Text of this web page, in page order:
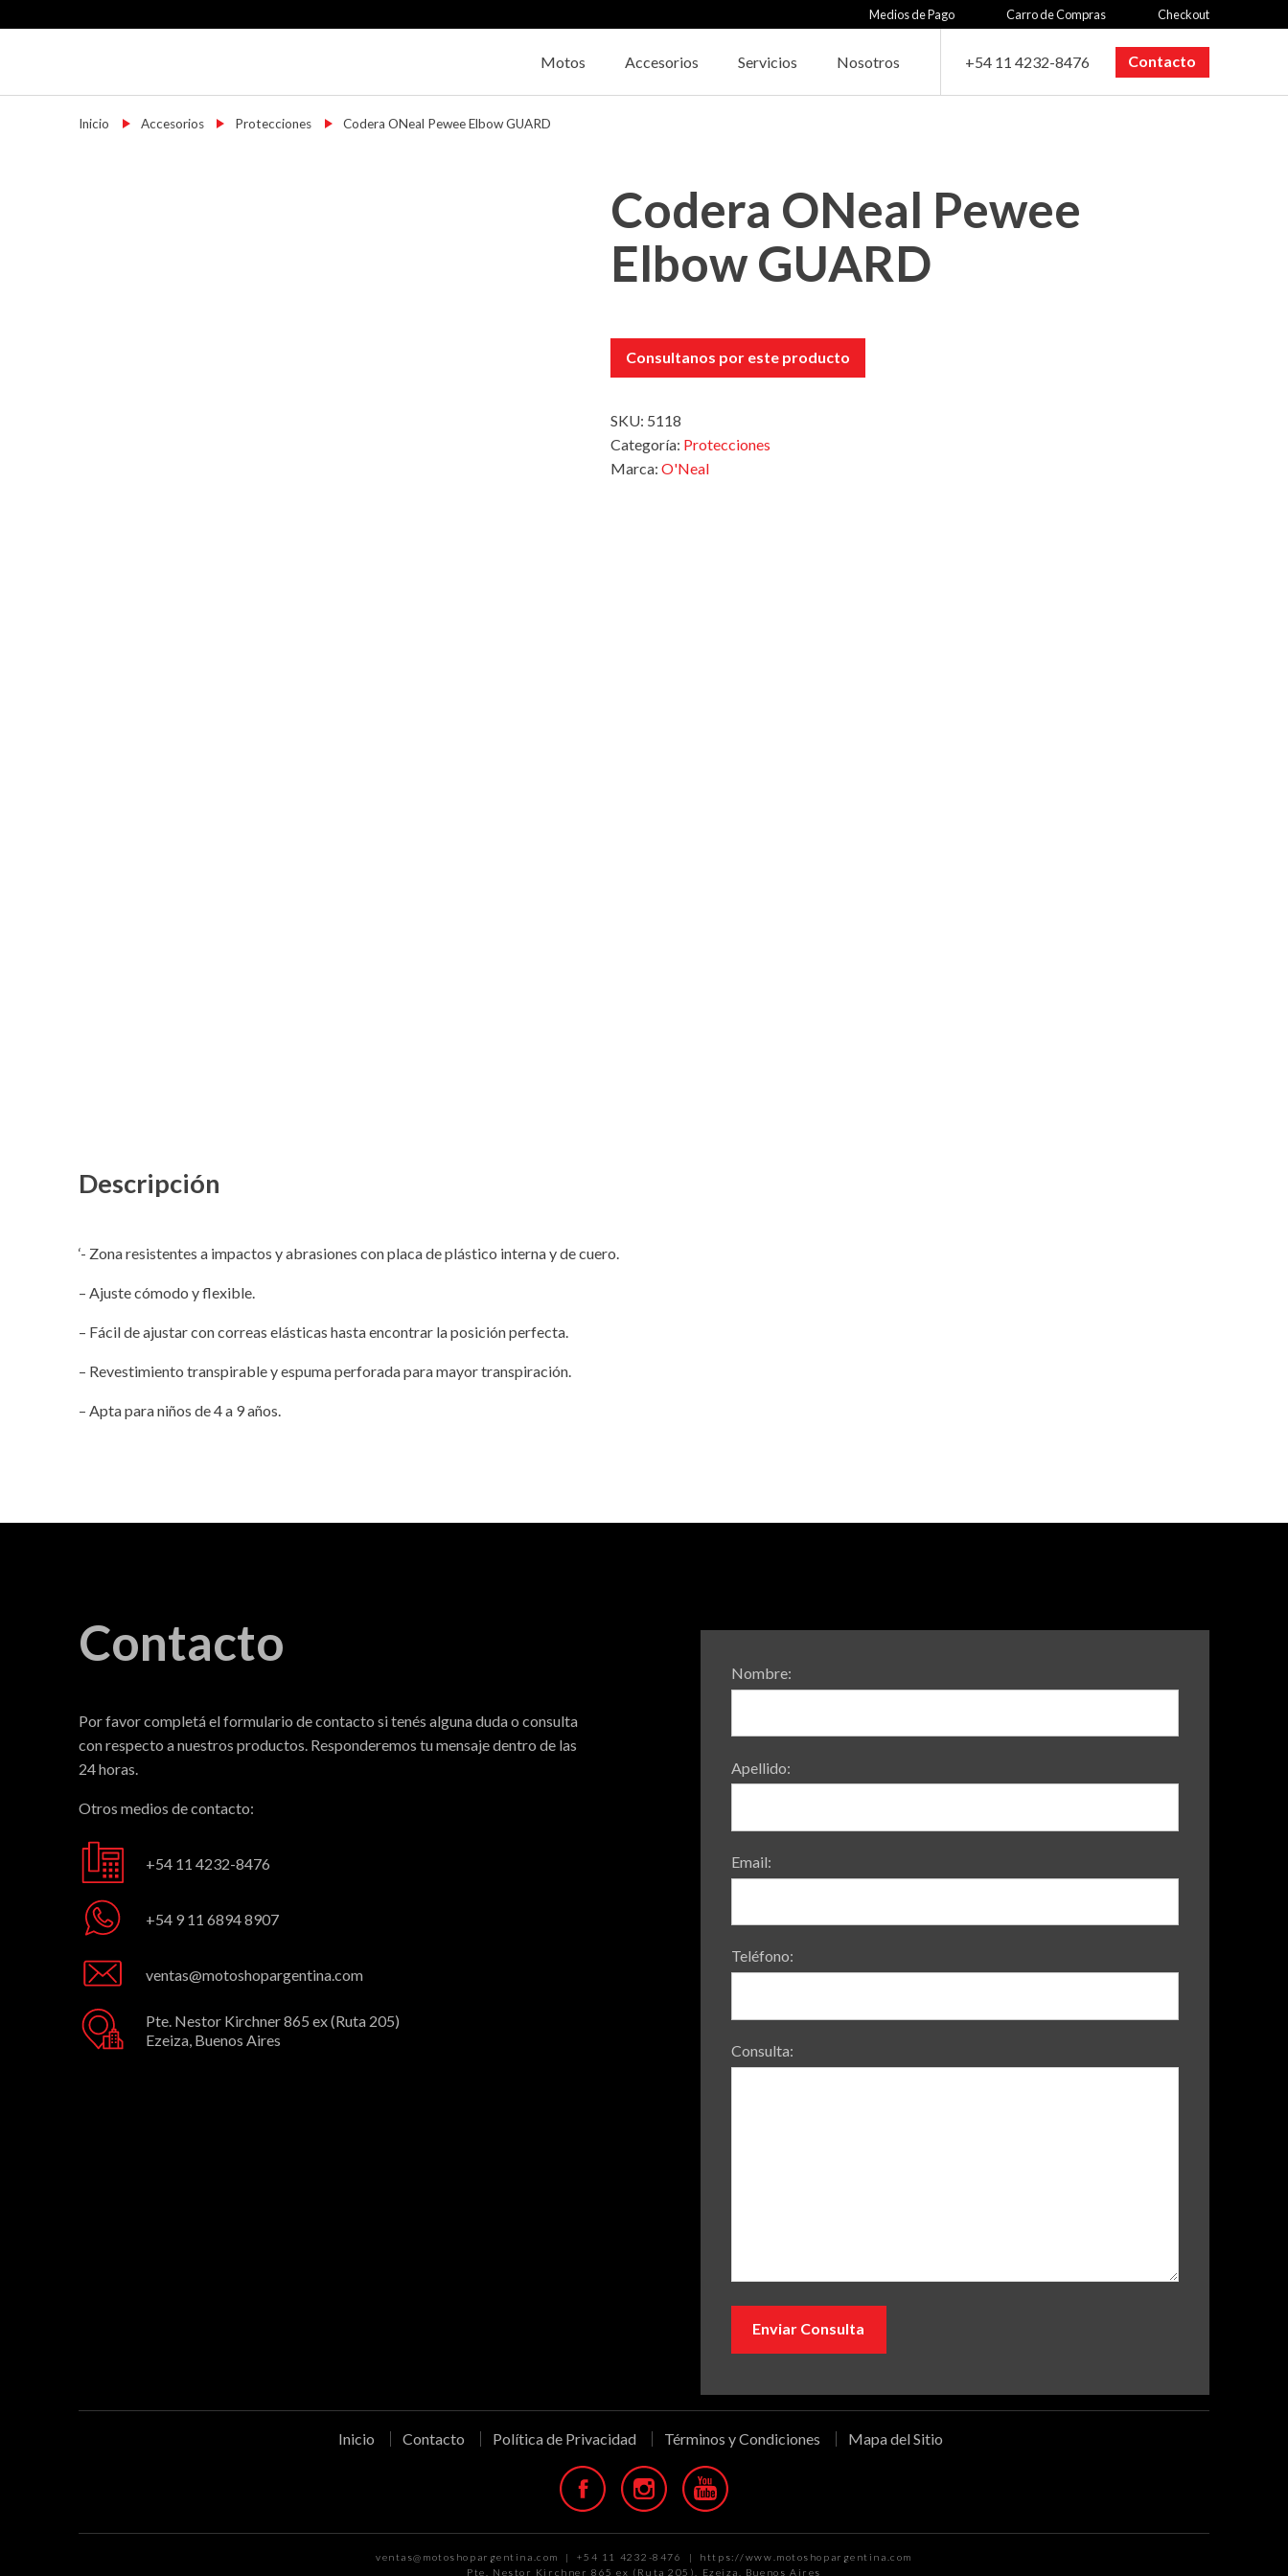
to
Medios de Pago Carro de Compras Checkout
Motoshop Ezeiza
Motos y Accesorios
+54 11 4232-8476 Contacto
Motos Accesorios Servicios Nosotros
Inicio → Accesorios→ Protecciones → Codera ONeal Pewee Elbow GUARD
Codera ONeal Pewee
Elbow GUARD
Consultanos por este producto
SKU: 5118
Categoría: Protecciones
Marca:O'Neal
Descripción
‘- Zona resistentes a impactos y abrasiones con placa de plástico interna y de cuero.
– Ajuste cómodo y flexible.
– Fácil de ajustar con correas elásticas hasta encontrar la posición perfecta.
– Revestimiento transpirable y espuma perforada para mayor transpiración.
– Apta para niños de 4 a 9 años.
Contacto
Por favor completá el formulario de contacto si tenés alguna duda o consulta
con respecto a nuestros productos. Responderemos tu mensaje dentro de las
24 horas.
Otros medios de contacto:
+54 11 4232-8476
+54 9 11 6894 8907
ventas@motoshopargentina.com
Pte. Nestor Kirchner 865 ex (Ruta 205)
Ezeiza, Buenos Aires
Nombre:
Apellido:
Email:
Teléfono:
Consulta:
Inicio Contacto Política de Privacidad Términos y Condiciones Mapa del Sitio
ventas@motoshopargentina.com | +54 11 4232-8476 | https://www.motoshopargentina.com
Pte. Nestor Kirchner 865 ex (Ruta 205), Ezeiza, Buenos Aires